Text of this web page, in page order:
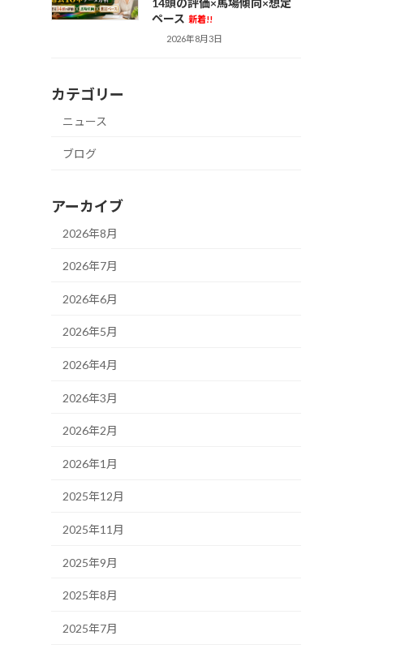
14頭の評価×馬場傾向×想定
ペース 新着!!
2026年8月3日
カテゴリー
ニュース
ブログ
アーカイブ
2026年8月
2026年7月
2026年6月
2026年5月
2026年4月
2026年3月
2026年2月
2026年1月
2025年12月
2025年11月
2025年9月
2025年8月
2025年7月